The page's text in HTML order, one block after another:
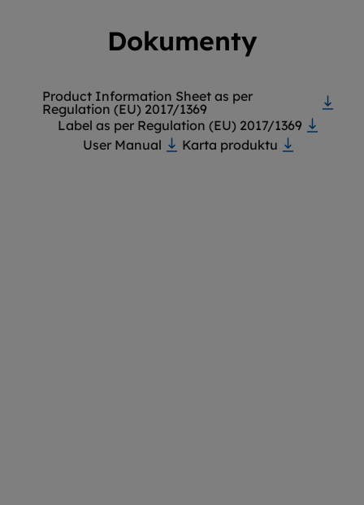
Dokumenty
Product Information Sheet as per
Regulation (EU) 2017/1369
Label as per Regulation (EU) 2017/1369
User Manual
Karta produktu